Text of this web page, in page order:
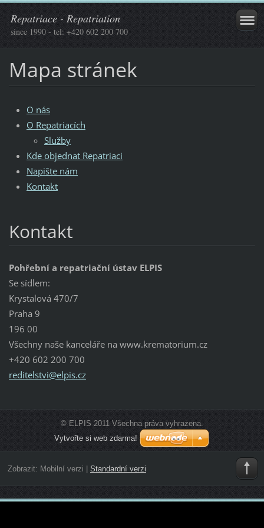
Repatriace - Repatriation
since 1990 - tel: +420 602 200 700
Mapa stránek
O nás
O Repatriacích
Služby
Kde objednat Repatriaci
Napište nám
Kontakt
Kontakt
Pohřební a repatriační ústav ELPIS
Se sídlem:
Krystalová 470/7
Praha 9
196 00
Všechny naše kanceláře na www.krematorium.cz
+420 602 200 700
reditelstvi@elpis.cz
© ELPIS 2011 Všechna práva vyhrazena.
Vytvořte si web zdarma!
Zobrazit: Mobilní verzi Standardní verzi